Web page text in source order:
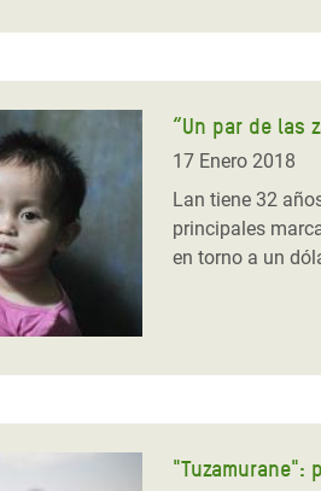
“Un par de las
17 Enero 2018
Lan tiene 32
principales
en torno a un
"Tuzamurane":